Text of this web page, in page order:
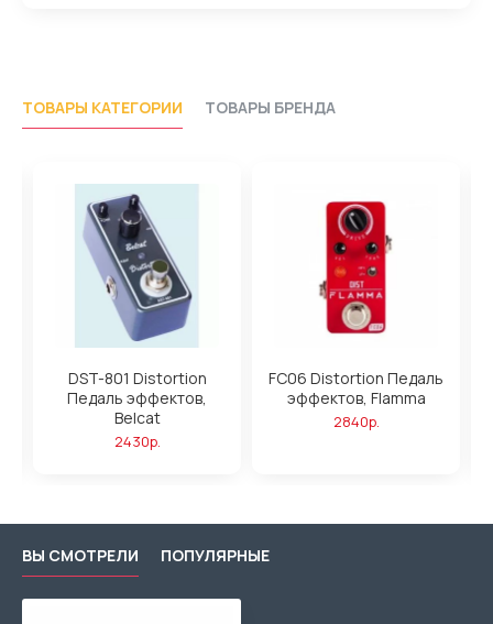
ТОВАРЫ КАТЕГОРИИ ТОВАРЫ БРЕНДА
DST-801 Distortion
Педаль эффектов,
Belcat
2430р.
FC06 Distortion Педаль
эффектов, Flamma
2840р.
ВЫ СМОТРЕЛИ ПОПУЛЯРНЫЕ